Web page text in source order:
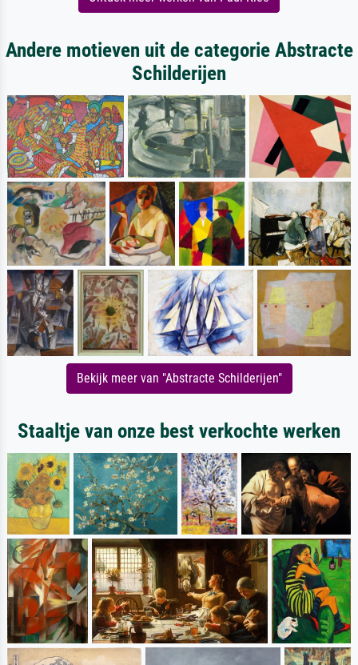
Andere motieven uit de categorie Abstracte
Schilderijen
Bekijk meer van "Abstracte Schilderijen"
Staaltje van onze best verkochte werken